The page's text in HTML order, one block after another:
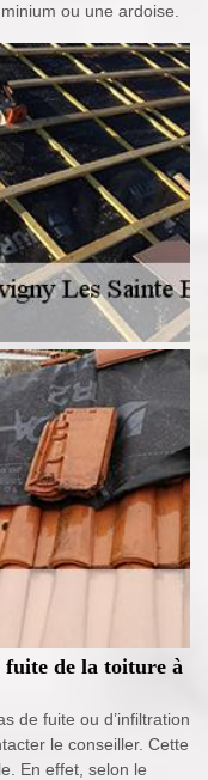
ou une ardoise.
fuite de la toiture à
de fuite ou d’infiltration
le conseiller. Cette
En effet, selon le